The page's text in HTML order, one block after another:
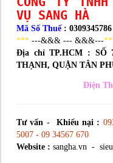
VỤ SANG HÀ
Mã Số Thuế: 0309345786
*** ---&&& --- &&&---
Địa chỉ TP.HCM : SỐ
THẠNH, QUẬN TÂN
Điện
Tư vấn - Khiếu nại :
5007 - 09 34567 670
Website : sangha.vn -